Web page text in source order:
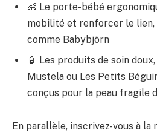
👶 Le porte-bébé
mobilité et renforcer le lien,
comme Babybjörn
🧴 Les produits de soin
Mustela ou Les Petits
conçus pour la peau fragile
En parallèle, inscrivez-vous à